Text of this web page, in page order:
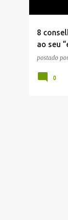
8
ao seu
postado
0